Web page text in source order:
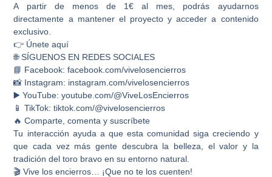
A partir de menos de 1€ al mes, podrás ayudarnos
directamente a mantener el proyecto y acceder a contenido
exclusivo.
👉 Únete aquí
🌐 SÍGUENOS EN REDES SOCIALES
📘 Facebook: facebook.com/vivelosencierros
📸 Instagram: instagram.com/vivelosencierros
▶️ YouTube: youtube.com/@ViveLosEncierros
📱 TikTok: tiktok.com/@vivelosencierros
🔥 Comparte, comenta y suscríbete
Tu interacción ayuda a que esta comunidad siga creciendo y
que cada vez más gente descubra la belleza, el valor y la
tradición del toro bravo en su entorno natural.
🎬 Vive los encierros… ¡Que no te los cuenten!